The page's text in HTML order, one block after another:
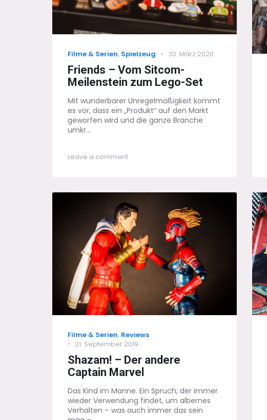
Categories
Filme & Serien, Spielzeug
Posted
30. März 2020
Friends – Vom Sitcom-
Meilenstein zum Lego-Set
Mit wunderbarer Unregelmäßigkeit kommt
es vor, dass ein „Produkt“ auf den Markt
geworfen wird und die ganze Branche
umkr...
Leave a commenton
Sitcom-
Meilenstein
zum
Lego-
Set
Categories
Filme & Serien, Reviews
Posted
on
21. September 2019
Shazam! – Der andere
Captain Marvel
Das Kind im Manne. Ein Spruch, der immer
wieder Verwendung findet, um albernes
Verhalten – was auch immer das sein